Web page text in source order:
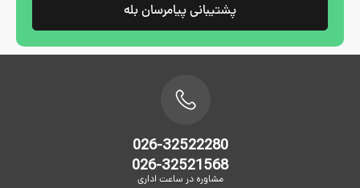
پشتیبانی پیامرسان بله
026-32522280
026-32521568
مشاوره در ساعت اداری